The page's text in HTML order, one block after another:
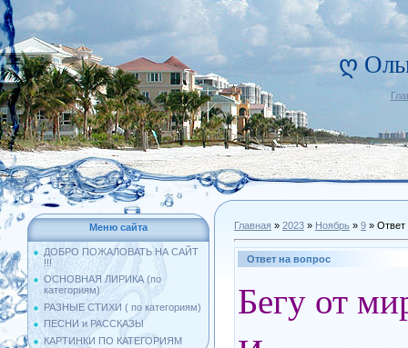
ღ
Меню сайта
ДОБРО ПОЖАЛОВАТЬ НА САЙТ
!!!
ОСНОВНАЯ ЛИРИКА (по
категориям)
РАЗНЫЕ СТИХИ ( по категориям)
ПЕСНИ и РАССКАЗЫ
КАРТИНКИ ПО КАТЕГОРИЯМ
Главная » 2023 » Ноябрь » 9 » Ответ
Ответ на вопрос
Бегу от